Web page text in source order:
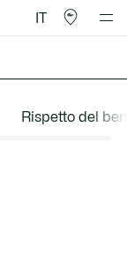
IT
Rispetto del